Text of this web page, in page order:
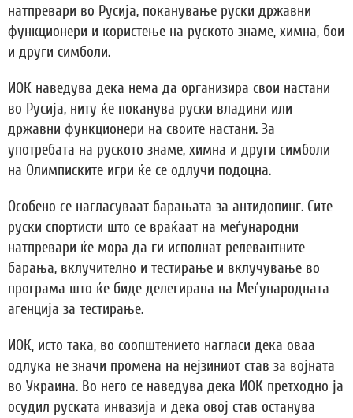
натпревари во Русија, поканување руски државни
функционери и користење на руското знаме, химна, бои
и други симболи.
ИОК наведува дека нема да организира свои настани
во Русија, ниту ќе поканува руски владини или
државни функционери на своите настани. За
употребата на руското знаме, химна и други симболи
на Олимписките игри ќе се одлучи подоцна.
Особено се нагласуваат барањата за антидопинг. Сите
руски спортисти што се враќаат на меѓународни
натпревари ќе мора да ги исполнат релевантните
барања, вклучително и тестирање и вклучување во
програма што ќе биде делегирана на Меѓународната
агенција за тестирање.
ИОК, исто така, во соопштението нагласи дека оваа
одлука не значи промена на нејзиниот став за војната
во Украина. Во него се наведува дека ИОК претходно ја
осудил руската инвазија и дека овој став останува